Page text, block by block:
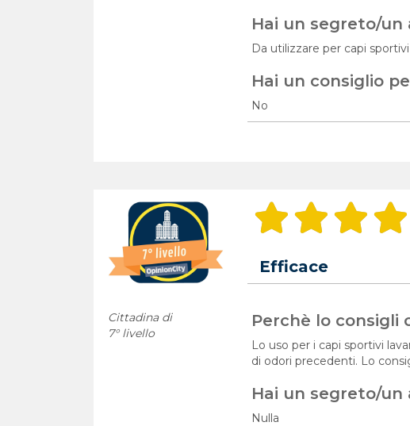
Hai un segreto/un
Da utilizzare per capi
Hai un consiglio
No
Cittadina di
7° livello
Efficace
Perchè lo consigli
Lo uso per i capi sportivi
di odori precedenti. Lo
Hai un segreto/un
Nulla